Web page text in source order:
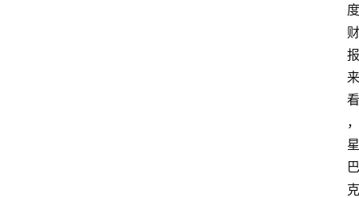
度
财
报
来
看
，
星
巴
克